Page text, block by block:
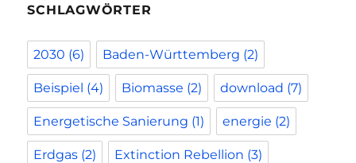
SCHLAGWÖRTER
2030 (6) Baden-Württemberg (2)
Beispiel (4) Biomasse (2) download (7)
Energetische Sanierung (1) energie (2)
Erdgas (2) Extinction Rebellion (3)